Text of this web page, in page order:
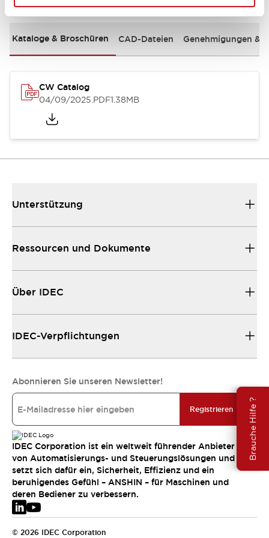
Brauche Hilfe ?
Kataloge & Broschüren CAD-Dateien Genehmigungen &
CW Catalog
04/09/2025.PDF1.38MB
Unterstützung
Ressourcen und Dokumente
Über IDEC
IDEC-Verpflichtungen
Abonnieren Sie unseren Newsletter!
Registrieren
IDEC Corporation ist ein weltweit führender Anbieter
von Automatisierungs- und Steuerungslösungen und
setzt sich dafür ein, Sicherheit, Effizienz und ein
beruhigendes Gefühl – ANSHIN – für Maschinen und
deren Bediener zu verbessern.
© 2026 IDEC Corporation